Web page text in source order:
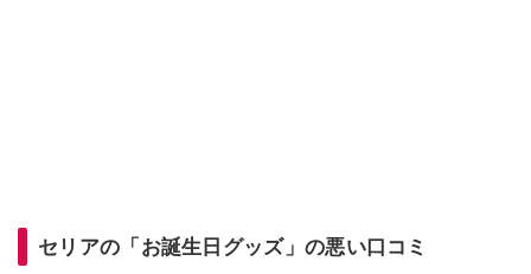
セリアの「お誕生日グッズ」の悪い口コミ